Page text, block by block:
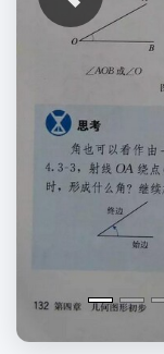
上一张